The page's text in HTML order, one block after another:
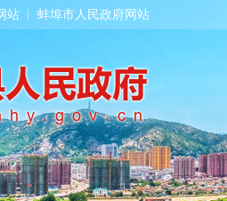
站 蚌埠市人民政府网站